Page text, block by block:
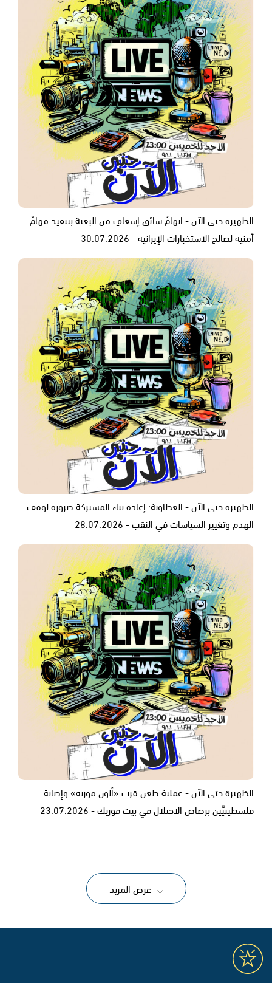
الظهيرة حتى الآن - اتهامُ سائقِ إسعافٍ من البعنة بتنفيذ مهامّ
أمنية لصالح الاستخبارات الإيرانية - 30.07.2026
الظهيرة حتى الآن - العطاونة: إعادة بناء المشتركة ضرورة لوقف
الهدم وتغيير السياسات في النقب - 28.07.2026
الظهيرة حتى الآن - عملية طعن قرب «ألون موريه» وإصابة
فلسطينيَّين برصاص الاحتلال في بيت فوريك - 23.07.2026
عرض المزيد